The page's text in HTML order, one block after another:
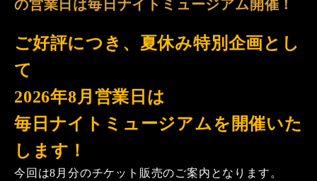
の営業日は毎日ナイトミュージアム開催！
ご好評につき、夏休み特別企画とし
て
2026年8月営業日は
毎日ナイトミュージアムを開催いた
します！
今回は8月分のチケット販売のご案内となります。